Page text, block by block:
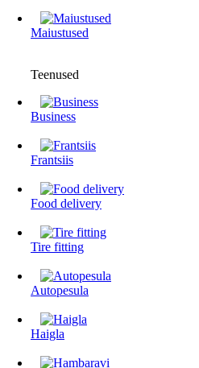
Maiustused
Teenused
Business
Frantsiis
Food delivery
Tire fitting
Autopesula
Haigla